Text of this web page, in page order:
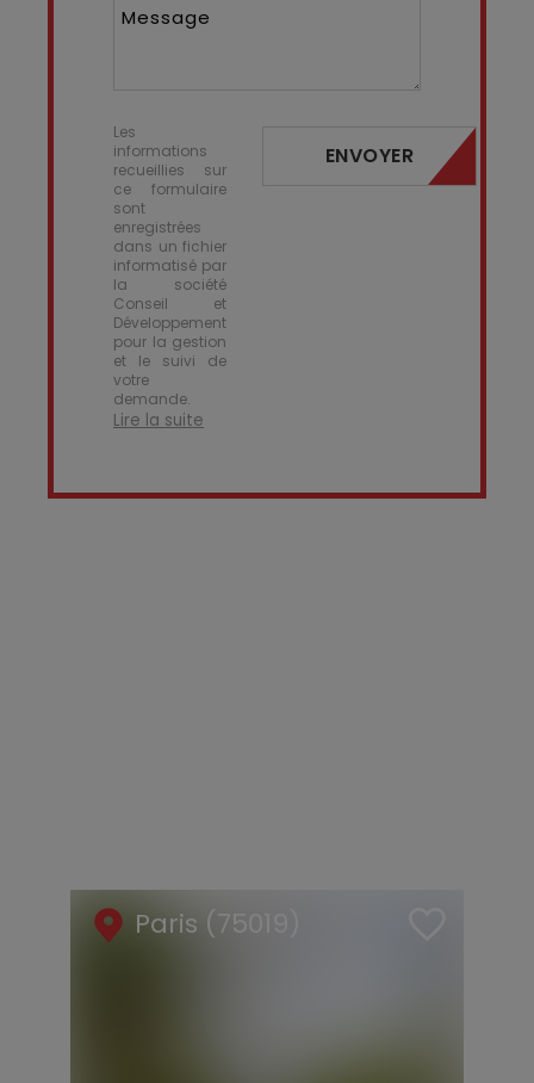
Message
Les
informations
recueillies sur
ce formulaire
sont
enregistrées
dans un fichier
informatisé par
la société
Conseil et
Développement
pour la gestion
et le suivi de
votre
demande.
Lire la suite
ENVOYER
Paris (75019)